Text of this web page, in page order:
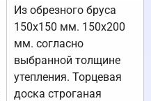
Из обрезного бруса
150х150 мм. 150х200
мм. согласно
выбранной толщине
утепления. Торцевая
доска строганая